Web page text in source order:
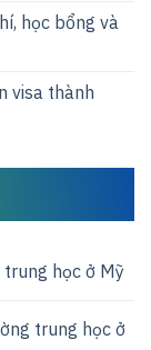
học bổng và
visa thành
học ở Mỹ
trung học ở